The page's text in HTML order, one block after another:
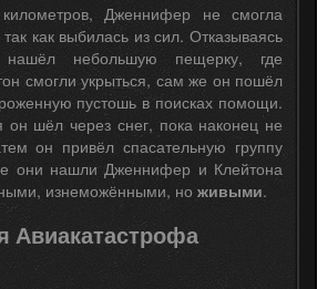
Дженнифер не смогла
как выбилась из сил. Отказываясь
нашёл небольшую пещерку, где
смогли укрыться, сам же он пошёл
пустошь в поисках помощи.
шёл через снег, пока наконец не
он привёл спасательную группу
они нашли Дженнифер и Клейтона
изнеможёнными, но живыми.
Авиакатастрофа